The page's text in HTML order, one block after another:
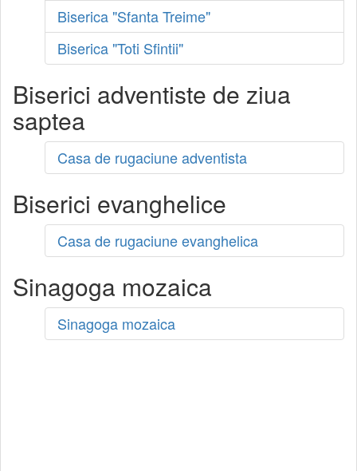
Biserica "Sfanta Treime"
Biserica "Toti Sfintii"
Biserici adventiste de ziua
saptea
Casa de rugaciune adventista
Biserici evanghelice
Casa de rugaciune evanghelica
Sinagoga mozaica
Sinagoga mozaica